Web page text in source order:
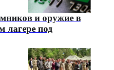
и оружие в
лагере под